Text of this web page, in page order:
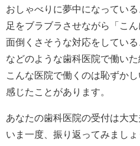
おしゃべりに夢中になっている
足をブラブラさせながら「こ
面倒くさそうな対応をしている
などのような歯科医院で働いた
こんな医院で働くのは恥ずかし
感じたことがあります。
あなたの歯科医院の受付は大丈
いま一度、振り返ってみましょ